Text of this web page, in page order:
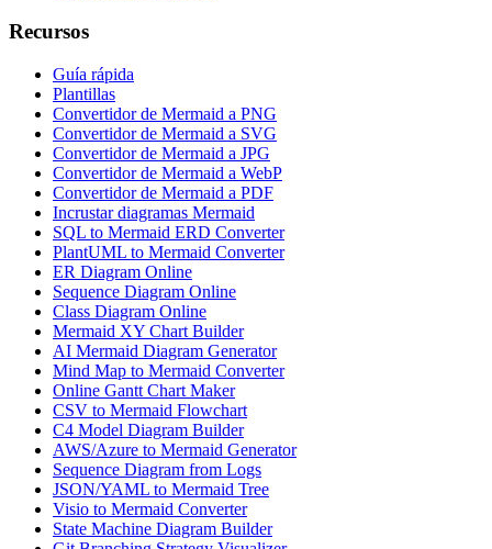
Recursos
Guía rápida
Plantillas
Convertidor de Mermaid a PNG
Convertidor de Mermaid a SVG
Convertidor de Mermaid a JPG
Convertidor de Mermaid a WebP
Convertidor de Mermaid a PDF
Incrustar diagramas Mermaid
SQL to Mermaid ERD Converter
PlantUML to Mermaid Converter
ER Diagram Online
Sequence Diagram Online
Class Diagram Online
Mermaid XY Chart Builder
AI Mermaid Diagram Generator
Mind Map to Mermaid Converter
Online Gantt Chart Maker
CSV to Mermaid Flowchart
C4 Model Diagram Builder
AWS/Azure to Mermaid Generator
Sequence Diagram from Logs
JSON/YAML to Mermaid Tree
Visio to Mermaid Converter
State Machine Diagram Builder